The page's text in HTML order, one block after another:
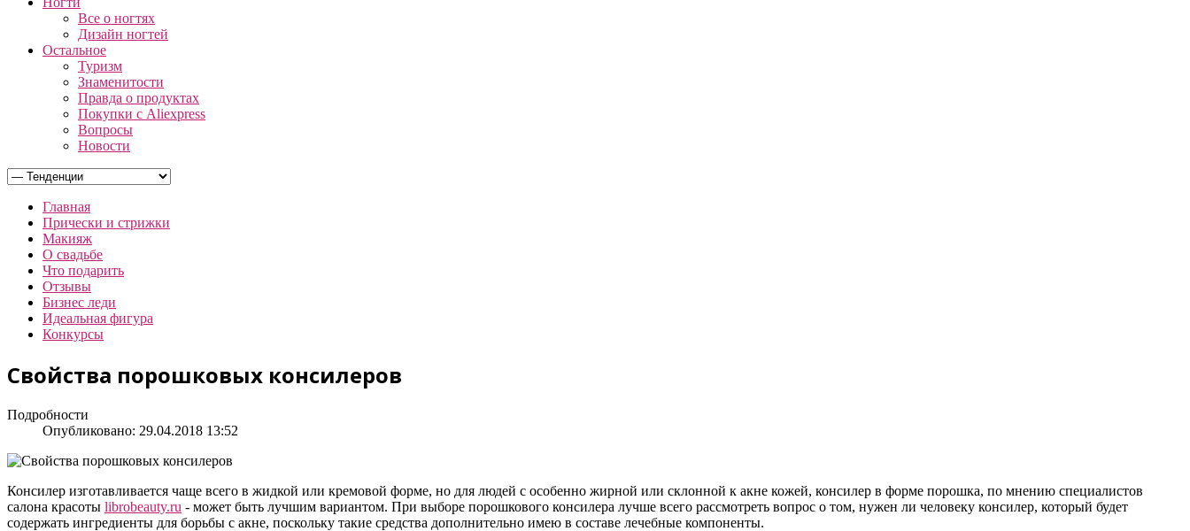
Все о ногтях
Дизайн ногтей
Остальное
Туризм
Знаменитости
Правда о продуктах
Покупки с Aliexpress
Вопросы
Новости
Главная
Прически и стрижки
Макияж
О свадьбе
Что подарить
Отзывы
Бизнес леди
Идеальная фигура
Конкурсы
Свойства порошковых консилеров
Подробности
Опубликовано: 29.04.2018 13:52
Консилер изготавливается чаще всего в жидкой или кремовой форме, но для людей с особенно жирной или склонной к акне кожей, консилер в форме порошка, по мнению специалистов
салона красоты librobeauty.ru - может быть лучшим вариантом. При выборе порошкового консилера лучше всего рассмотреть вопрос о том, нужен ли человеку консилер, который будет
содержать ингредиенты для борьбы с акне, поскольку такие средства дополнительно имею в составе лечебные компоненты.